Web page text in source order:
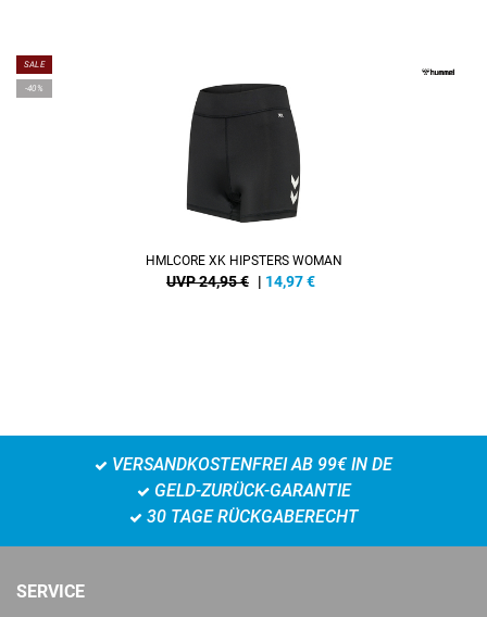
SALE
-40%
HMLCORE XK HIPSTERS WOMAN
UVP 24,95 € | 14,97€
VERSANDKOSTENFREI AB 99€ IN DE
GELD-ZURÜCK-GARANTIE
30 TAGE RÜCKGABERECHT
SERVICE